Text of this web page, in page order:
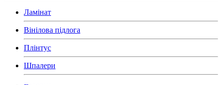
Ламінат
Вінілова підлога
Плінтус
Шпалери